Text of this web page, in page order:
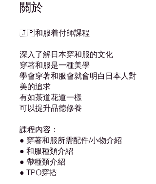
關於
🇯🇵和服着付師課程
深入了解日本穿和服的文化
穿著和服是一種美學
學會穿著和服會就會明白日本人對
美的追求
有如茶道花道一樣
可以提升品德修養
課程內容：
● 穿著和服所需配件/小物介紹
● 和服種類介紹
● 帶種類介紹
● TPO穿搭